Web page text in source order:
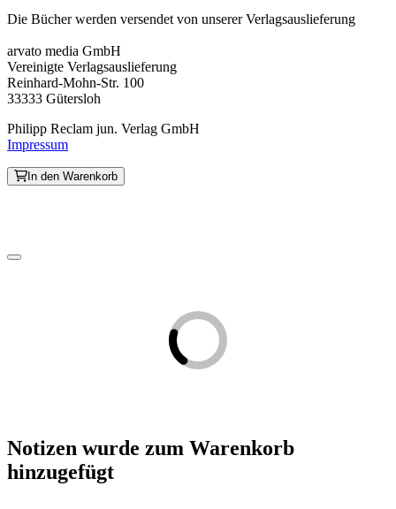
Die Bücher werden versendet von unserer Verlagsauslieferung
arvato media GmbH
Vereinigte Verlagsauslieferung
Reinhard-Mohn-Str. 100
33333 Gütersloh
Philipp Reclam jun. Verlag GmbH
Impressum
In den Warenkorb
Notizen wurde zum Warenkorb
hinzugefügt